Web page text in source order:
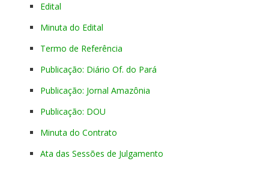
Edital
Minuta do Edital
Termo de Referência
Publicação: Diário Of. do Pará
Publicação: Jornal Amazônia
Publicação: DOU
Minuta do Contrato
Ata das Sessões de Julgamento